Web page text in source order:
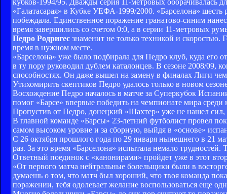
«Галатасарая» в Кубке УЕФА-1999/2000. «Барселона» шесть
побеждала. Единственное поражение гранатово-синим
время завершились со счетом 0:0, а в серии 11-метровых
Педро Родригес знаменит не только техникой и скоростью.
время в нужном месте.
«Барселона» уже было подбирала для Педро клуб, куда его
в ту пору руководил дублем каталонцев. В сезоне 2008/09,
способностях. Он даже вышел на замену в финалах Лиги
Утихомирить скептиков Педро удалось только в новом
Восхождение Педро началось в матче за Суперкубок
помог «Барсе» впервые победить на чемпионате мира
Пропустив от Педро, донецкий «Шахтер» уже не нашел сил,
В главной команде «Барсы» 23-летний футболист провел
самом высоком уровне и за сборную, выйдя в «основе»
С 26 октября прошлого года по 29 января нынешнего в 21
раз. За это время «Барселона» испытала немало
Ответный поединок с «канонирами» пройдет уже в этот
«От первого матча нейтральные болельщики были в
думаешь о том, что матч был хороший, что твоя команда
поражении, тебя одолевает желание воспользоваться еще